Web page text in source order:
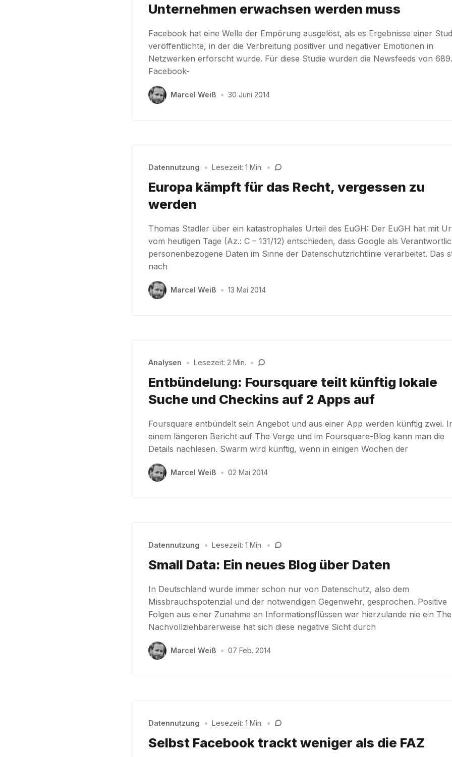
Unternehmen erwachsen werden muss
Facebook hat eine Welle der Empörung ausgelöst, als es Ergebnisse einer
veröffentlichte, in der die Verbreitung positiver und negativer Emotionen in
Netzwerken erforscht wurde. Für diese Studie wurden die Newsfeeds von
Facebook-
Marcel Weiß • 30 Juni 2014
Datennutzung • Lesezeit: 1 Min. •
Europa kämpft für das Recht, vergessen zu
werden
Thomas Stadler über ein katastrophales Urteil des EuGH: Der EuGH hat mit
vom heutigen Tage (Az.: C – 131/12) entschieden, dass Google als
personenbezogene Daten im Sinne der Datenschutzrichtlinie verarbeitet. Das
nach
Marcel Weiß • 13 Mai 2014
Analysen • Lesezeit: 2 Min. •
Entbündelung: Foursquare teilt künftig lokale
Suche und Checkins auf 2 Apps auf
Foursquare entbündelt sein Angebot und aus einer App werden künftig zwei.
einem längeren Bericht auf The Verge und im Foursquare-Blog kann man die
Details nachlesen. Swarm wird künftig, wenn in einigen Wochen der
Marcel Weiß • 02 Mai 2014
Datennutzung • Lesezeit: 1 Min. •
Small Data: Ein neues Blog über Daten
In Deutschland wurde immer schon nur von Datenschutz, also dem
Missbrauchspotenzial und der notwendigen Gegenwehr, gesprochen. Positive
Folgen aus einer Zunahme an Informationsflüssen war hierzulande nie ein
Nachvollziehbarerweise hat sich diese negative Sicht durch
Marcel Weiß • 07 Feb. 2014
Datennutzung • Lesezeit: 1 Min. •
Selbst Facebook trackt weniger als die FAZ